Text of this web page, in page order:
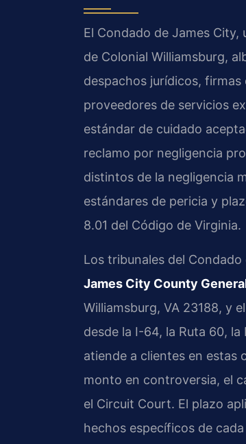
El Condado de James
de Colonial Williamsburg,
despachos jurídicos,
proveedores de servicios
estándar de cuidado
reclamo por negligencia
distintos de la negligencia
estándares de pericia y
8.01 del Código de Virginia.
Los tribunales del
James City County
Williamsburg, VA 23188, y el
desde la I-64, la Ruta 60,
atiende a clientes en estas
monto en controversia, el
el Circuit Court. El plazo
hechos específicos de